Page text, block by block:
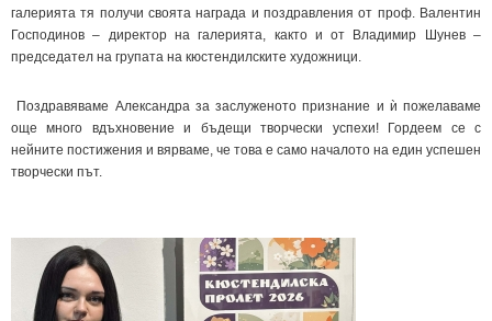
галерията тя получи своята награда и поздравления от проф. Валентин
Господинов – директор на галерията, както и от Владимир Шунев –
председател на групата на кюстендилските художници.
Поздравяваме Александра за заслуженото признание и ѝ пожелаваме
още много вдъхновение и бъдещи творчески успехи! Гордеем се с
нейните постижения и вярваме, че това е само началото на един успешен
творчески път.